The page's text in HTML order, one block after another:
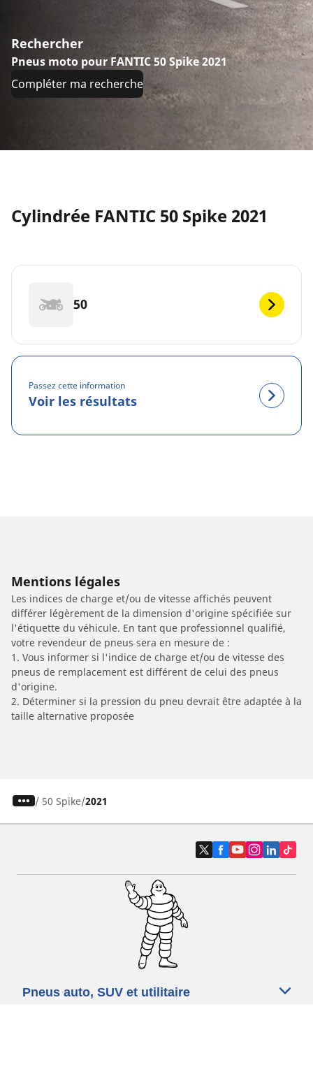
Rechercher
Pneus moto pour FANTIC 50 Spike 2021
Compléter ma recherche
Cylindrée FANTIC 50 Spike 2021
50
Passez cette information
Voir les résultats
Mentions légales
Les indices de charge et/ou de vitesse affichés peuvent
différer légèrement de la dimension d'origine spécifiée sur
l'étiquette du véhicule. En tant que professionnel qualifié,
votre revendeur de pneus sera en mesure de :
1. Vous informer si l'indice de charge et/ou de vitesse des
pneus de remplacement est différent de celui des pneus
d'origine.
2. Déterminer si la pression du pneu devrait être adaptée à la
taille alternative proposée
/ 50 Spike 2021
Pneus auto, SUV et utilitaire